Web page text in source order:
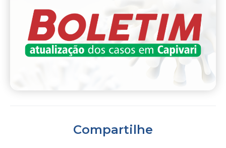
Compartilhe